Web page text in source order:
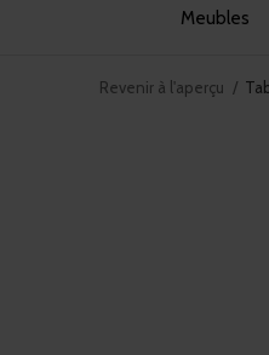
Meubles
Revenir à l'aperçu